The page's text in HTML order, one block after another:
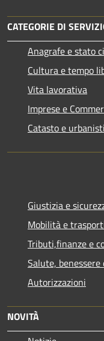
CATEGORIE DI
Anagrafe e stato
Cultura e tempo
Vita lavorativa
Imprese e
Catasto e
Giustizia e
Mobilità e
Tributi,finanze e
Salute, benessere
Autorizzazioni
NOVITÀ